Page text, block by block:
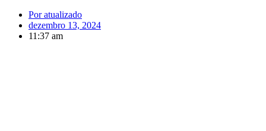
Poratualizado
dezembro 13, 2024
11:37 am